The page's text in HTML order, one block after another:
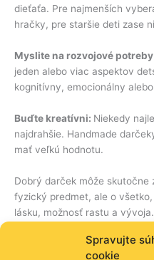
Spravujte
cookie
dieťaťa. Pre najmenších
hračky, pre staršie deti zase
Myslite na rozvojové
jeden alebo viac aspektov
kognitívny, emocionálny
Buďte kreatívni: Niekedy
najdrahšie. Handmade
mať veľkú hodnotu.
Dobrý darček môže
fyzický predmet, ale o
lásku, možnosť rastu a
mohli priniesť do ich života